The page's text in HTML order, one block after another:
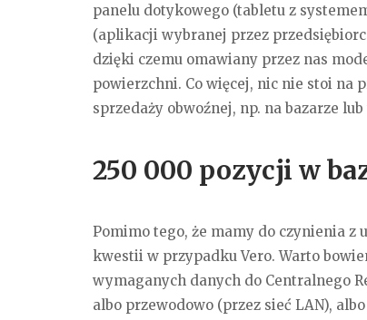
panelu dotykowego (tabletu z
(aplikacji wybranej przez
dzięki czemu omawiany przez nas
powierzchni. Co więcej, nic nie stoi na
sprzedaży obwoźnej, np. na bazarze
250 000 pozycji w
Pomimo tego, że mamy do czynienia z
kwestii w przypadku Vero. Warto
wymaganych danych do Centralnego
albo przewodowo (przez sieć LAN),